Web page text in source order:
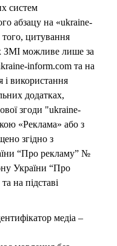
систем
абзацу на «ukraine-
цитування
ЗМІ можливе лише за
inform.com та на
і використання
додатках,
згоди "ukraine-
«Реклама» або з
згідно з
“Про рекламу” №
України “Про
на підставі
медіа –